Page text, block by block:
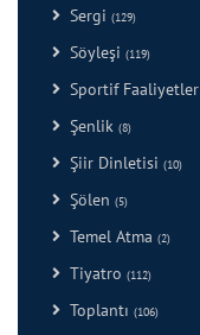
Sergi (129)
Söyleşi (119)
Sportif Faaliyetler
Şenlik (8)
Şiir Dinletisi (10)
Şölen (5)
Temel Atma (2)
Tiyatro (112)
Toplantı (106)